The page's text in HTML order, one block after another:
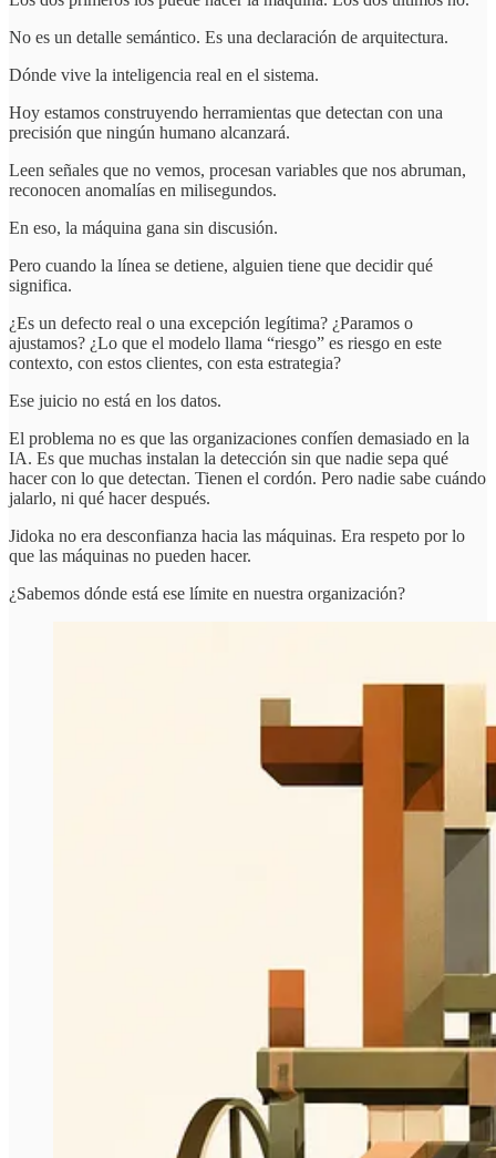
No es un detalle semántico. Es una declaración de arquitectura.
Dónde vive la inteligencia real en el sistema.
Hoy estamos construyendo herramientas que detectan con una
precisión que ningún humano alcanzará.
Leen señales que no vemos, procesan variables que nos abruman,
reconocen anomalías en milisegundos.
En eso, la máquina gana sin discusión.
Pero cuando la línea se detiene, alguien tiene que decidir qué
significa.
¿Es un defecto real o una excepción legítima? ¿Paramos o
ajustamos? ¿Lo que el modelo llama “riesgo” es riesgo en este
contexto, con estos clientes, con esta estrategia?
Ese juicio no está en los datos.
El problema no es que las organizaciones confíen demasiado en la
IA. Es que muchas instalan la detección sin que nadie sepa qué
hacer con lo que detectan. Tienen el cordón. Pero nadie sabe cuándo
jalarlo, ni qué hacer después.
Jidoka no era desconfianza hacia las máquinas. Era respeto por lo
que las máquinas no pueden hacer.
¿Sabemos dónde está ese límite en nuestra organización?